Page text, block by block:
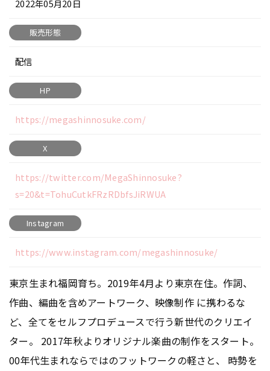
2022年05月20日
販売形態
配信
HP
https://megashinnosuke.com/
X
https://twitter.com/MegaShinnosuke?
s=20&t=TohuCutkFRzRDbfsJiRWUA
Instagram
https://www.instagram.com/megashinnosuke/
東京⽣まれ福岡育ち。2019年4⽉より東京在住。作詞、
作曲、編曲を含めアートワーク、映像制作 に携わるな
ど、全てをセルフプロデュースで⾏う新世代のクリエイ
ター。 2017年秋よりオリジナル楽曲の制作をスタート。
00年代⽣まれならではのフットワークの軽さと、 時勢を